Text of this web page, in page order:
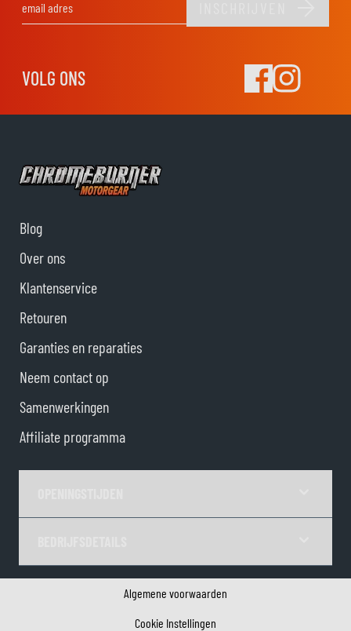
VOLG ONS
Blog
Over ons
Klantenservice
Retouren
Garanties en reparaties
Neem contact op
Samenwerkingen
Affiliate programma
Algemene voorwaarden
Cookie Instellingen